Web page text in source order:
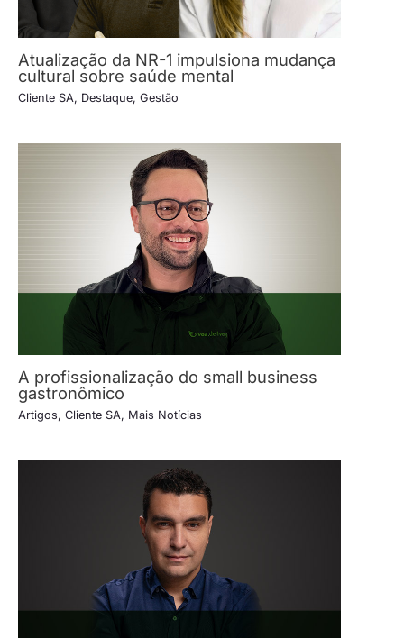
Atualização da NR-1 impulsiona mudança
cultural sobre saúde mental
Cliente SA, Destaque, Gestão
A profissionalização do small business
gastronômico
Artigos, Cliente SA, Mais Notícias